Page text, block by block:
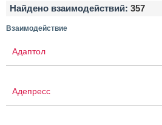
Найдено взаимодействий: 357
Взаимодействие
Адаптол
Адепресс